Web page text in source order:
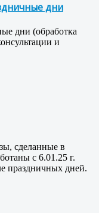
дни
дни (обработка
и
сделанные в
с 6.01.25 г.
праздничных дней.